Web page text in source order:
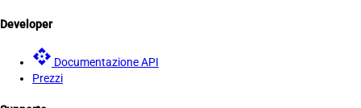
Developer
api Documentazione API
Prezzi